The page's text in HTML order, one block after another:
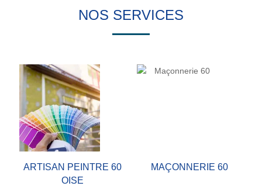
NOS SERVICES
ARTISAN PEINTRE 60
OISE
MAÇONNERIE 60